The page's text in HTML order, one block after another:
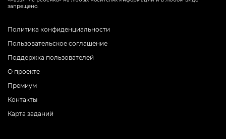
запрещено.
Политика конфиденциальности
Пользовательское соглашение
Поддержка пользователей
О проекте
Премиум
Контакты
Карта заданий